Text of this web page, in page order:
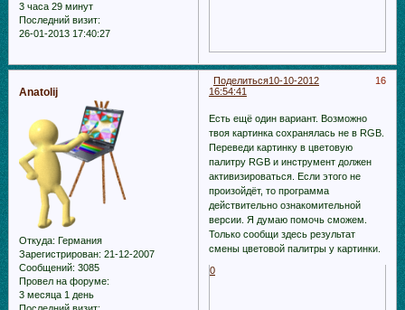
3 часа 29 минут
Последний визит:
26-01-2013 17:40:27
Поделиться 16
10-10-2012
16:54:41
Anatolij
Откуда: Германия
Зарегистрирован: 21-12-2007
Сообщений: 3085
Провел на форуме:
3 месяца 1 день
Есть ещё один вариант. Возможно
твоя картинка сохранялась не в RGB.
Переведи картинку в цветовую
палитру RGB и инструмент должен
активизироваться. Если этого не
произойдёт, то программа
действительно ознакомительной
версии. Я думаю помочь сможем.
Только сообщи здесь результат
смены цветовой палитры у картинки.
0